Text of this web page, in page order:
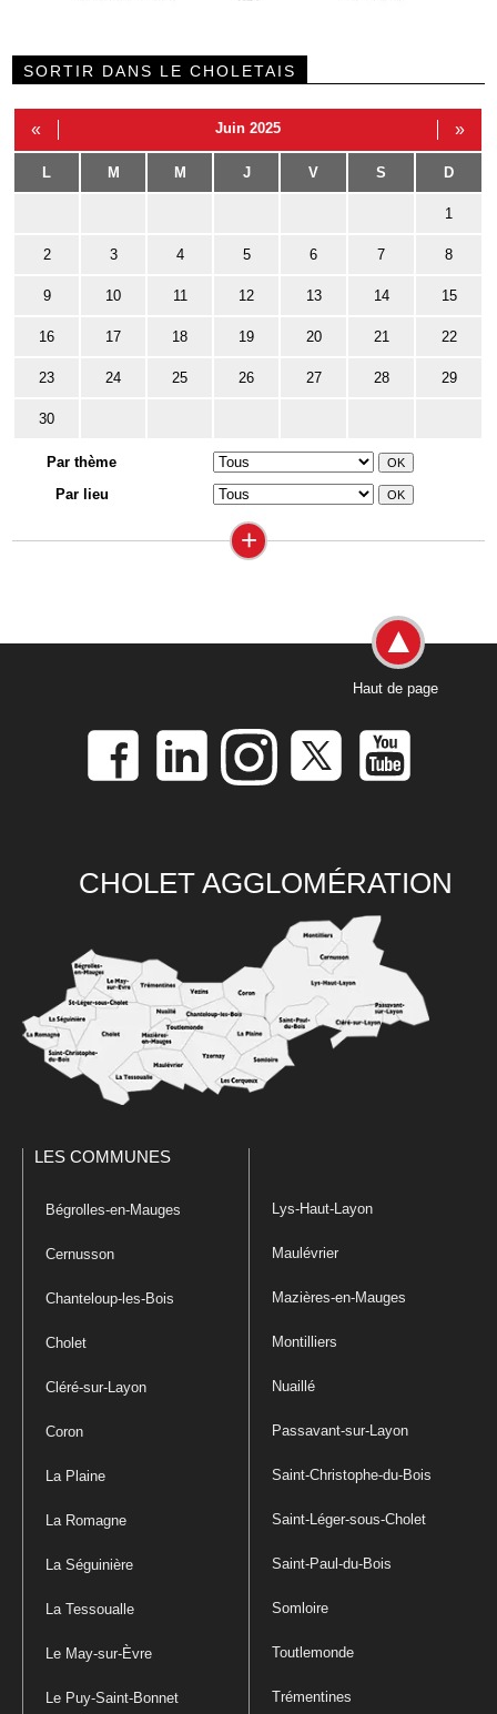
SORTIR DANS LE CHOLETAIS
« Juin 2025 »
L M M J V S D
1
2 3 4 5 6 7 8
9 10 11 12 13 14 15
16 17 18 19 20 21 22
23 24 25 26 27 28 29
30
Par thème
Par lieu
+
Haut de page
CHOLET AGGLOMÉRATION
LES COMMUNES
Bégrolles-en-Mauges
Cernusson
Chanteloup-les-Bois
Cholet
Cléré-sur-Layon
Coron
La Plaine
La Romagne
La Séguinière
La Tessoualle
Le May-sur-Èvre
Le Puy-Saint-Bonnet
Lys-Haut-Layon
Maulévrier
Mazières-en-Mauges
Montilliers
Nuaillé
Passavant-sur-Layon
Saint-Christophe-du-Bois
Saint-Léger-sous-Cholet
Saint-Paul-du-Bois
Somloire
Toutlemonde
Trémentines